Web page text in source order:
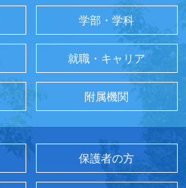
学部・学科
就職・キャリア
附属機関
保護者の方